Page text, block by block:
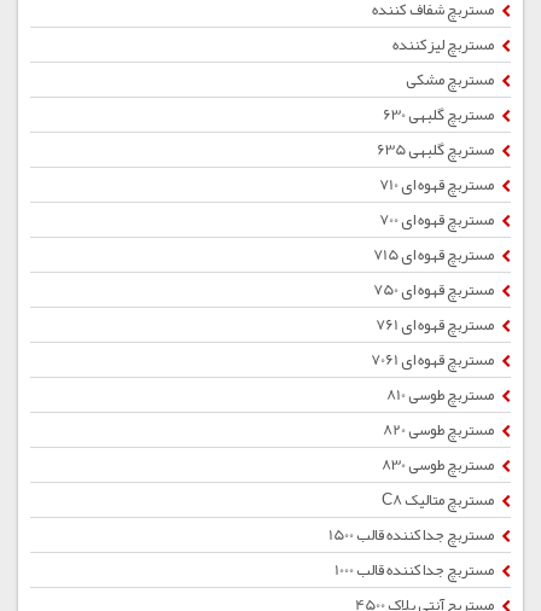
مستربچ شفاف کننده
مستربچ لیزکننده
مستربچ مشکی
مستربچ گلبهی 630
مستربچ گلبهی 635
مستربچ قهوه ای 710
مستربچ قهوه ای 700
مستربچ قهوه ای 715
مستربچ قهوه ای 750
مستربچ قهوه ای 761
مستربچ قهوه ای 7061
مستربچ طوسی 810
مستربچ طوسی 820
مستربچ طوسی 830
مستربچ متالیک C8
مستربچ جداکننده قالب 1500
مستربچ جداکننده قالب 1000